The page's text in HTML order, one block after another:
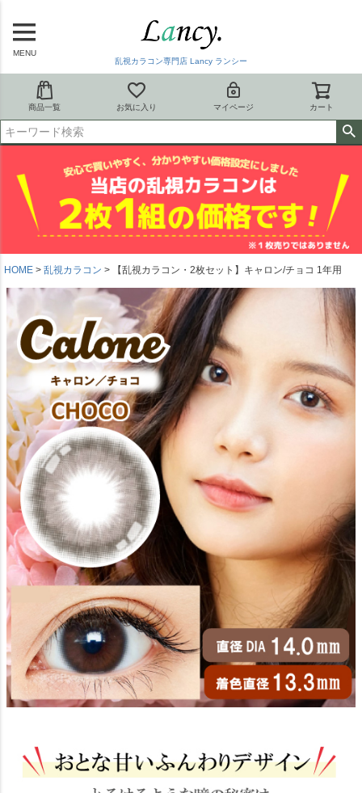
MENU
乱視カラコン専門店 Lancy ランシー
商品一覧 お気に入り マイページ カート
HOME 乱視カラコン 【乱視カラコン・2枚セット】キャロン/チョコ 1年用